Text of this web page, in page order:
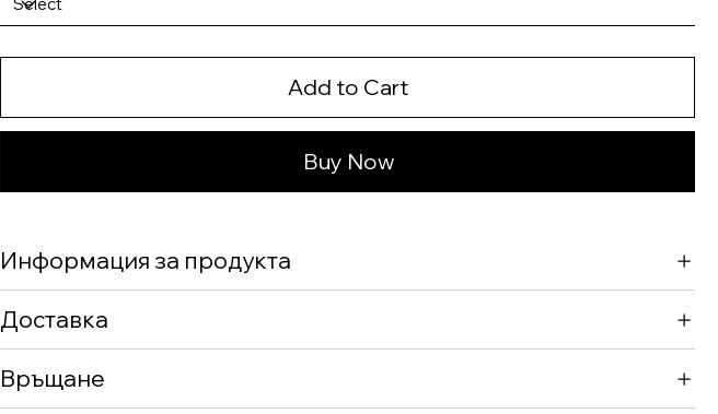
Add to Cart
Buy Now
Информация за продукта
Доставка
Връщане